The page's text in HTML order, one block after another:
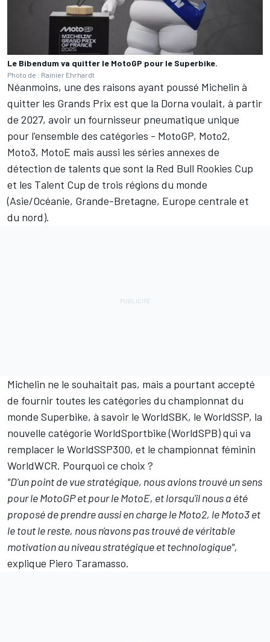
Le Bibendum va quitter le MotoGP pour le Superbike.
Photo de : Rainier Ehrhardt
Néanmoins, une des raisons ayant poussé Michelin à
quitter les Grands Prix est que la Dorna voulait, à partir
de 2027, avoir un fournisseur pneumatique unique
pour l'ensemble des catégories - MotoGP, Moto2,
Moto3, MotoE mais aussi les séries annexes de
détection de talents que sont la Red Bull Rookies Cup
et les Talent Cup de trois régions du monde
(Asie/Océanie, Grande-Bretagne, Europe centrale et
du nord).
Michelin ne le souhaitait pas, mais a pourtant accepté
de fournir toutes les catégories du championnat du
monde Superbike, à savoir le WorldSBK, le WorldSSP, la
nouvelle catégorie WorldSportbike (WorldSPB) qui va
remplacer le WorldSSP300, et le championnat féminin
WorldWCR. Pourquoi ce choix ?
"D'un point de vue stratégique, nous avions trouvé un sens
pour le MotoGP et pour le MotoE, et lorsqu'il nous a été
proposé de prendre aussi en charge le Moto2, le Moto3 et
le tout le reste, nous n'avons pas trouvé de véritable
motivation au niveau stratégique et technologique",
explique Piero Taramasso.